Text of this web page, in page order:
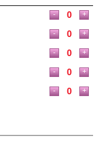
+
-
+
-
+
-
+
-
+
-